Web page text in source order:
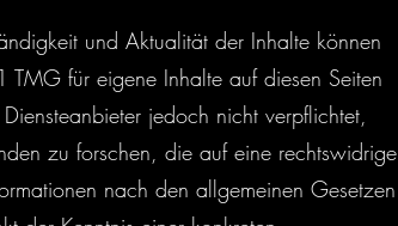
und Aktualität der Inhalte können
für eigene Inhalte auf diesen Seiten
jedoch nicht verpflichtet,
zu forschen, die auf eine rechtswidrige
nach den allgemeinen Gesetzen